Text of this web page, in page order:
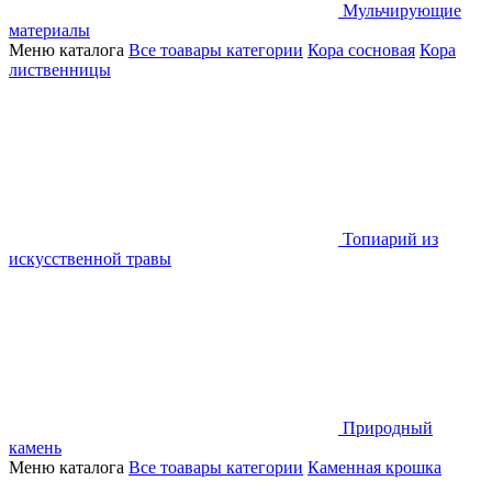
Мульчирующие
материалы
Меню каталога Все тоавары категории Кора сосновая Кора
лиственницы
Топиарий из
искусственной травы
Природный
камень
Меню каталога Все тоавары категории Каменная крошка